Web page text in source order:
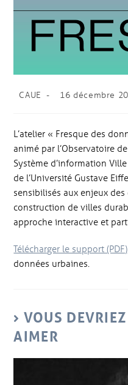
CAUE 16 décembre
L’atelier « Fresque des
animé par l’Observatoire
Système d’information
de l’Université Gustave
sensibilisés aux enjeux
construction de villes
approche interactive et
Télécharger le support (PDF)
données urbaines.
VOUS
AIMER